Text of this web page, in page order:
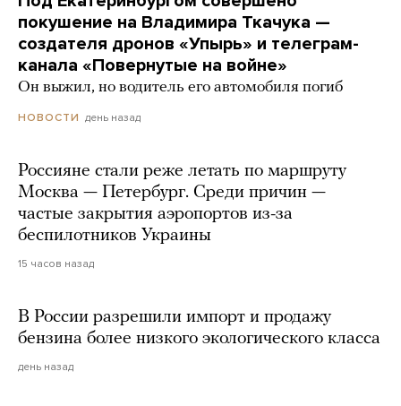
покушение на Владимира Ткачука —
создателя дронов «Упырь» и телеграм-
канала «Повернутые на войне»
Он выжил, но водитель его автомобиля погиб
НОВОСТИ день назад
Россияне стали реже летать по маршруту
Москва — Петербург. Среди причин —
частые закрытия аэропортов из-за
беспилотников Украины
15 часов назад
В России разрешили импорт и продажу
бензина более низкого экологического класса
день назад